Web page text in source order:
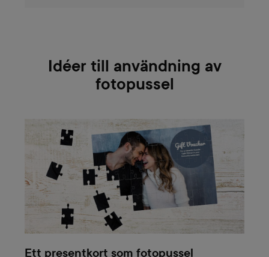
Idéer till användning av
fotopussel
Ett presentkort som fotopussel